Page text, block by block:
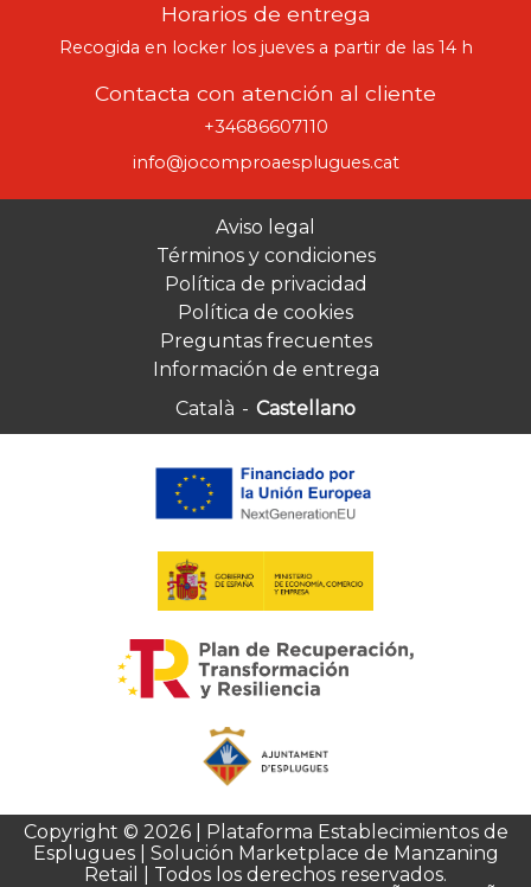
Horarios de entrega
Recogida en locker los jueves a partir de las 14 h
Contacta con atención al cliente
+34686607110
info@jocomproaesplugues.cat
Aviso legal
Términos y condiciones
Política de privacidad
Política de cookies
Preguntas frecuentes
Información de entrega
Català - Castellano
Copyright © 2026 | Plataforma Establecimientos de
Esplugues | Solución Marketplace de Manzaning
Retail | Todos los derechos reservados.